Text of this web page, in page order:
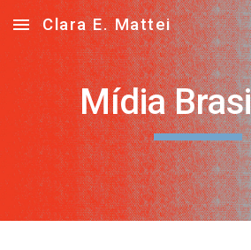
Skip to main content
Clara E. Mattei
Mídia